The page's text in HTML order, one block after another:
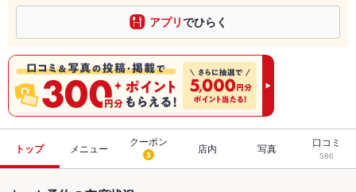
アプリでひらく
トップ メニュー
クーポン
3 店内 写真 口コミ
586